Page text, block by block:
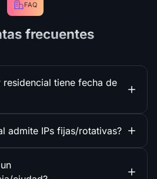
FAQ
frecuentes
tiene fecha de
admite IPs fijas/rotativas?